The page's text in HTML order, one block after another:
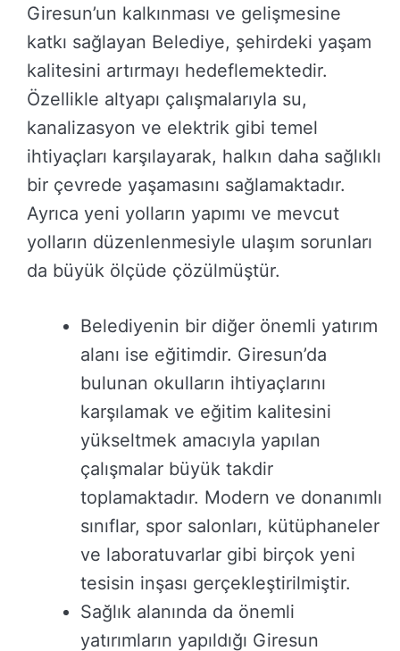
Giresun’un kalkınması ve gelişmesine
katkı sağlayan Belediye, şehirdeki yaşam
kalitesini artırmayı hedeflemektedir.
Özellikle altyapı çalışmalarıyla su,
kanalizasyon ve elektrik gibi temel
ihtiyaçları karşılayarak, halkın daha sağlıklı
bir çevrede yaşamasını sağlamaktadır.
Ayrıca yeni yolların yapımı ve mevcut
yolların düzenlenmesiyle ulaşım sorunları
da büyük ölçüde çözülmüştür.
Belediyenin bir diğer önemli yatırım
alanı ise eğitimdir. Giresun’da
bulunan okulların ihtiyaçlarını
karşılamak ve eğitim kalitesini
yükseltmek amacıyla yapılan
çalışmalar büyük takdir
toplamaktadır. Modern ve donanımlı
sınıflar, spor salonları, kütüphaneler
ve laboratuvarlar gibi birçok yeni
tesisin inşası gerçekleştirilmiştir.
Sağlık alanında da önemli
yatırımların yapıldığı Giresun